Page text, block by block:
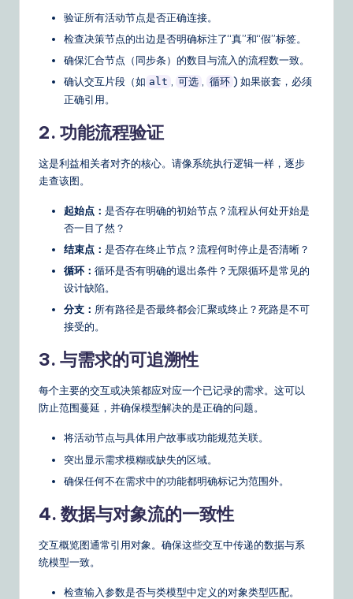
验证所有活动节点是否正确连接。
检查决策节点的出边是否明确标注了“真”和“假”标签。
确保汇合节点（同步条）的数目与流入的流程数一致。
确认交互片段（如 alt 可选 循环 ) 如果嵌套，必须
正确引用。
2. 功能流程验证
这是利益相关者对齐的核心。请像系统执行逻辑一样，逐步
走查该图。
起始点： 是否存在明确的初始节点？流程从何处开始是
否一目了然？
结束点： 是否存在终止节点？流程何时停止是否清晰？
循环： 循环是否有明确的退出条件？无限循环是常见的
设计缺陷。
分支： 所有路径是否最终都会汇聚或终止？死路是不可
接受的。
3. 与需求的可追溯性
每个主要的交互或决策都应对应一个已记录的需求。这可以
防止范围蔓延，并确保模型解决的是正确的问题。
将活动节点与具体用户故事或功能规范关联。
突出显示需求模糊或缺失的区域。
确保任何不在需求中的功能都明确标记为范围外。
4. 数据与对象流的一致性
交互概览图通常引用对象。确保这些交互中传递的数据与系
统模型一致。
检查输入参数是否与类模型中定义的对象类型匹配。